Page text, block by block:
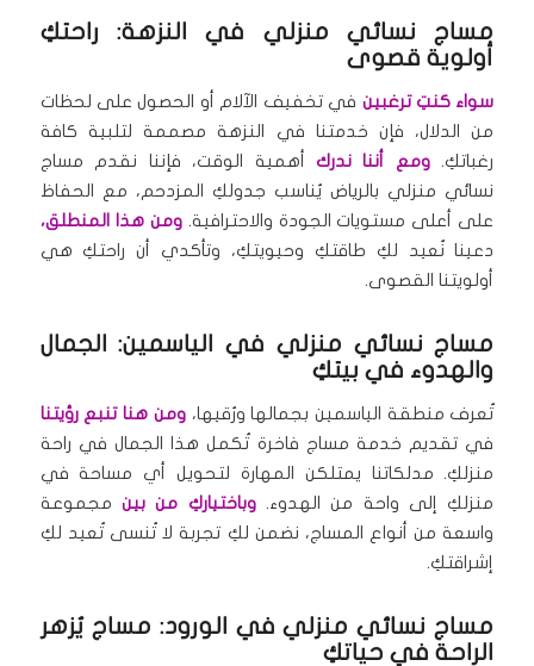
مساج نسائي منزلي في النزهة: راحتكِ
أولوية قصوى
سواء كنتِ ترغبين في تخفيف الآلام أو الحصول على لحظات
من الدلال، فإن خدمتنا في النزهة مصممة لتلبية كافة
رغباتكِ.ومع أننا ندرك أهمية الوقت، فإننا نقدم مساج
نسائي منزلي بالرياض يُناسب جدولكِ المزدحم، مع الحفاظ
على أعلى مستويات الجودة والاحترافية.ومن هذا المنطلق،
دعينا نُعيد لكِ طاقتكِ وحيويتكِ، وتأكدي أن راحتكِ هي
أولويتنا القصوى.
مساج نسائي منزلي في الياسمين: الجمال
والهدوء في بيتكِ
تُعرف منطقة الياسمين بجمالها ورُقيها،ومن هنا تنبع رؤيتنا
في تقديم خدمة مساج فاخرة تُكمل هذا الجمال في راحة
منزلكِ. مدلكاتنا يمتلكن المهارة لتحويل أي مساحة في
منزلكِ إلى واحة من الهدوء.وباختياركِ من بين مجموعة
واسعة من أنواع المساج، نضمن لكِ تجربة لا تُنسى تُعيد لكِ
إشراقتكِ.
مساج نسائي منزلي في الورود: مساج يُزهر
الراحة في حياتكِ